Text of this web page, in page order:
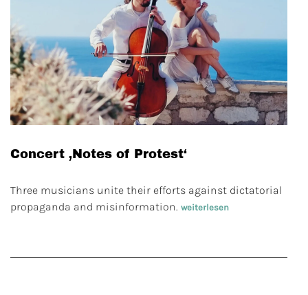
Concert ‚Notes of Protest‘
Three musicians unite their efforts against dictatorial
propaganda and misinformation. weiterlesen